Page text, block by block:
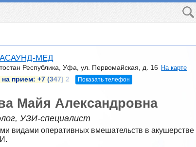
МЕД
Республика, Уфа, ул. Первомайская, д. 16 На карте
на прием: +7 (347) 2 Показать телефон
Майя Александровна
УЗИ-специалист
видами оперативных вмешательств в акушерстве